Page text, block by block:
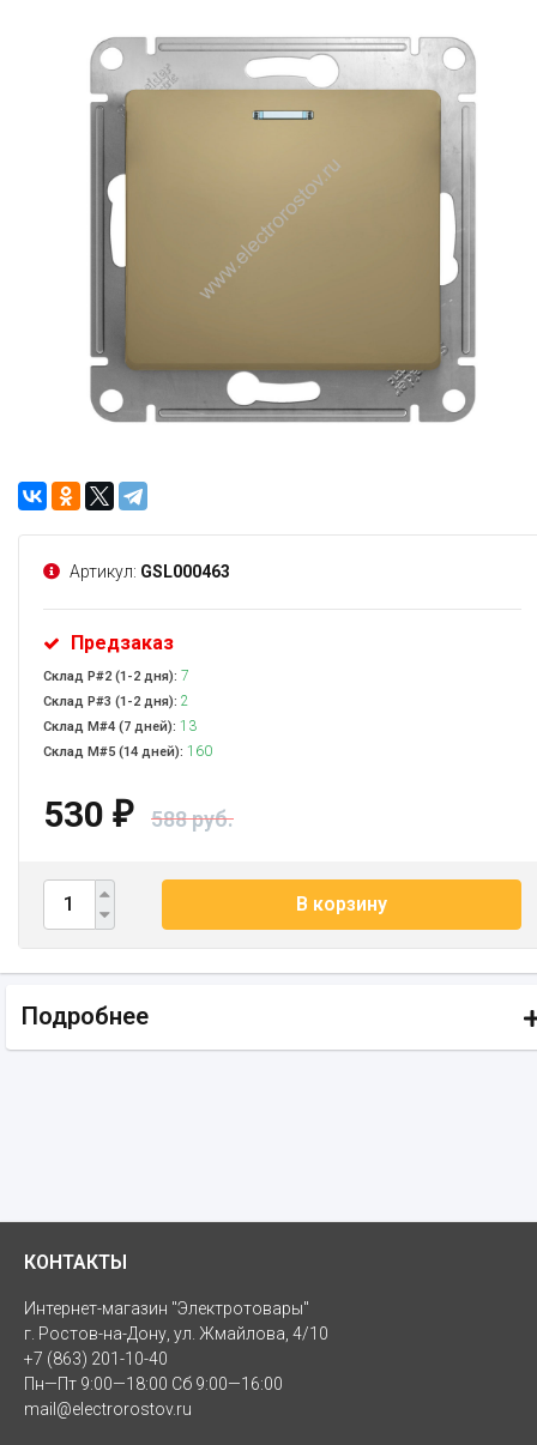
Артикул: GSL000463
Предзаказ
Склад Р#2 (1-2 дня): 7
Склад Р#3 (1-2 дня): 2
Склад М#4 (7 дней): 13
Склад М#5 (14 дней): 160
530 ₽ 588 руб.
В корзину
Подробнее
КОНТАКТЫ
Интернет-магазин "Электротовары"
г. Ростов-на-Дону, ул. Жмайлова, 4/10
+7 (863) 201-10-40
Пн—Пт 9:00—18:00 Сб 9:00—16:00
mail@electrorostov.ru